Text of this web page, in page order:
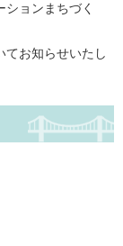
ョンまちづく
てお知らせいたし